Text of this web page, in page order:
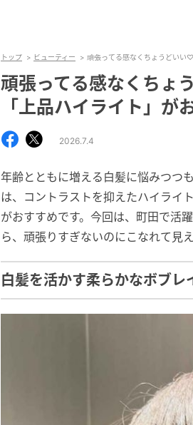
トップ ビューティー 頑張ってる感なくちょうどいい
頑張ってる感なくちょ
「上品ハイライト」が
2026.7.4
年齢とともに増える白髪に悩みつつ
は、コントラストを抑えたハイライ
がおすすめです。今回は、町田で活
ら、頑張りすぎないのにこなれて見
白髪を活かす柔らかなボブレ